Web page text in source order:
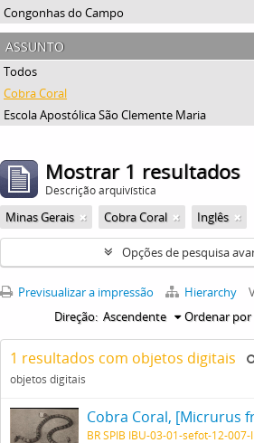
Congonhas do Campo
assunto
Todos
Cobra Coral
Escola Apostólica São Clemente Maria
Mostrar 1 resultados
Descrição arquivística
Minas Gerais Cobra Coral Inglês
Opções de pesquisa
Previsualizar a impressão Hierarchy
Ordenar
Direção: Ascendente
1 resultados com objetos digitais
objetos digitais
BR SPIB IBU-03-01-sefot-12-007-